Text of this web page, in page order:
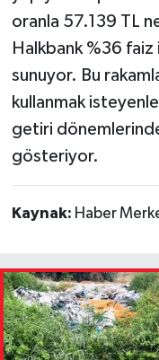
oranla 57.139 TL
Halkbank %36
sunuyor. Bu
kullanmak
getiri
gösteriyor.
Kaynak: Haber